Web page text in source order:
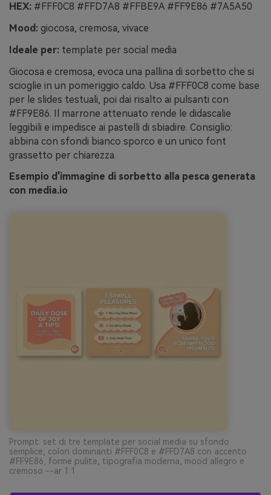
HEX: #FFF0C8 #FFD7A8 #FFBE9A #FF9E86 #7A5A50
Mood: giocosa, cremosa, vivace
Ideale per: template per social media
Giocosa e cremosa, evoca una pallina di sorbetto che si
scioglie in un pomeriggio caldo. Usa #FFF0C8 come base
per le slides testuali, poi dai risalto ai pulsanti con
#FF9E86. Il marrone attenuato rende le didascalie
leggibili e impedisce ai pastelli di sbiadire. Consiglio:
abbina con sfondi bianco sporco e un unico font
grassetto per chiarezza.
Esempio d'immagine di sorbetto alla pesca generata
con media.io
Prompt: set di tre template per social media su sfondo
semplice, colori dominanti #FFF0C8 e #FFD7A8 con accento
#FF9E86, forme pulite, tipografia moderna, mood allegro e
cremoso --ar 1:1